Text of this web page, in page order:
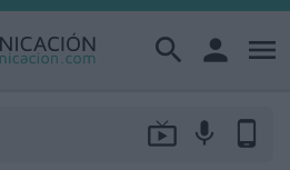
search person menu
live_tv mic phone_android